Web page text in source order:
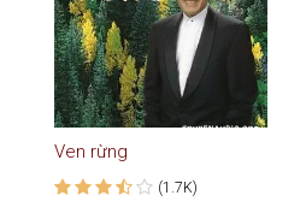
Ven rừng
(1.7K)